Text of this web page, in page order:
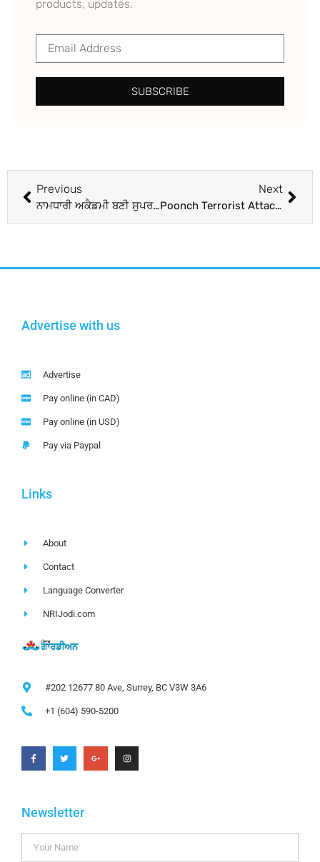
products, updates.
SUBSCRIBE
Previous
ਨਾਮਧਾਰੀ ਅਕੈਡਮੀ ਬਣੀ ਸੁਪਰ ਫੁੱਟਬਾਲ ਲੀਗ ਚੈਂਪੀਅਨ
Next
Poonch Terrorist Attack : ਪੁਣਛ ‘ਚ 5 ਜਵਾਨਾਂ ਦੀ ਕੁਰਬਾਨੀ ਤੋਂ ਬਾਅਦ ਫ਼ੌਜ ਹਰਕਤ ‘ਚ, ਅੱਤਵਾਦੀਆਂ ਨੂੰ ਫੜਨ ਲਈ ਸਰਚ ਆਪਰੇਸ਼ਨ ਤੇਜ਼
Advertise with us
Advertise
Pay online (in CAD)
Pay online (in USD)
Pay via Paypal
Links
About
Contact
Language Converter
NRIJodi.com
#202 12677 80 Ave, Surrey, BC V3W 3A6
+1 (604) 590-5200
Newsletter